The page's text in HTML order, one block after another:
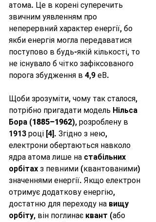
атома. Це в корені суперечить
звичним уявленням про
неперервний характер енергії, бо
якби енергія могла передаватися
поступово в будь-якій кількості, то
не існувало б чітко зафіксованого
порога збудження в 4,9 еВ.
Щоби зрозуміти, чому так сталося,
потрібно пригадати модель Нільса
Бора (1885–1962), розроблену в
1913 році [4]. Згідно з нею,
електрони обертаються навколо
ядра атома лише на стабільних
орбітах з певними (квантованими)
значеннями енергії. Якщо електрон
отримує додаткову енергію,
достатню для переходу на вищу
орбіту, він поглинає квант (або